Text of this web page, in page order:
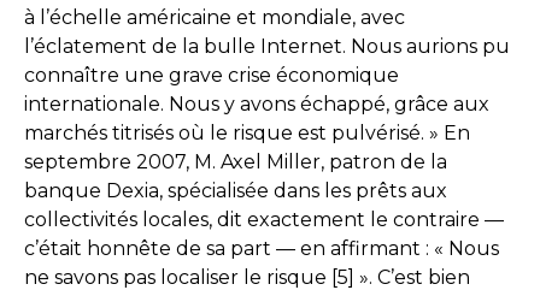
à l’échelle américaine et mondiale, avec
l’éclatement de la bulle Internet. Nous aurions pu
connaître une grave crise économique
internationale. Nous y avons échappé, grâce aux
marchés titrisés où le risque est pulvérisé. » En
septembre 2007, M. Axel Miller, patron de la
banque Dexia, spécialisée dans les prêts aux
collectivités locales, dit exactement le contraire —
c’était honnête de sa part — en affirmant : « Nous
ne savons pas localiser le risque [5] ». C’est bien